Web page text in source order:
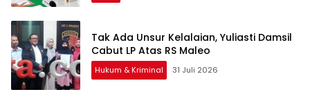
Tak Ada Unsur Kelalaian, Yuliasti Damsil
Cabut LP Atas RS Maleo
Hukum & Kriminal 31 Juli 2026